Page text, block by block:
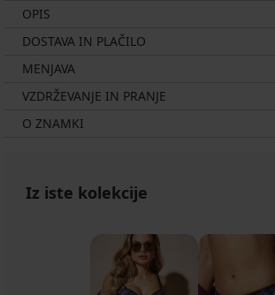
OPIS
DOSTAVA IN PLAČILO
MENJAVA
VZDRŽEVANJE IN PRANJE
O ZNAMKI
Iz iste kolekcije